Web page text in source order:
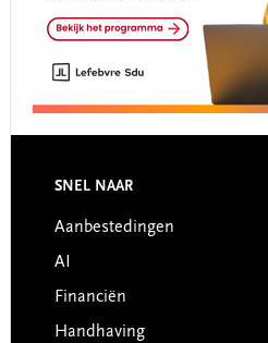
Footer
SNEL NAAR
Aanbestedingen
AI
Financiën
Handhaving